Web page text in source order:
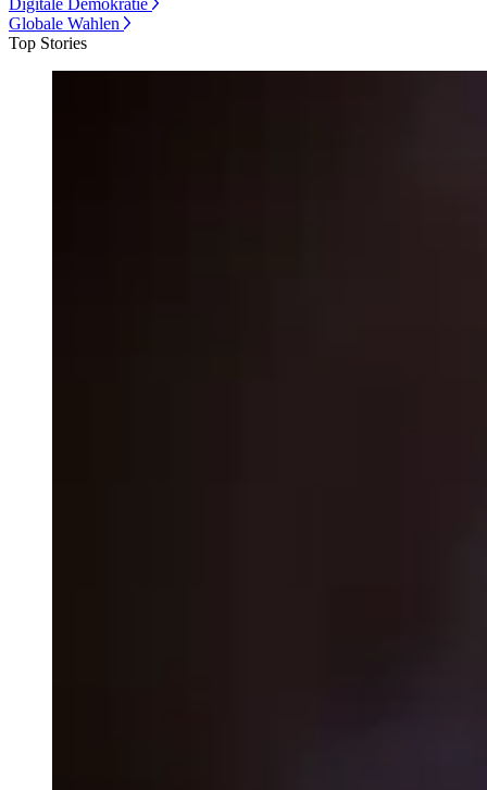
Digitale Demokratie
Globale Wahlen
Top Stories